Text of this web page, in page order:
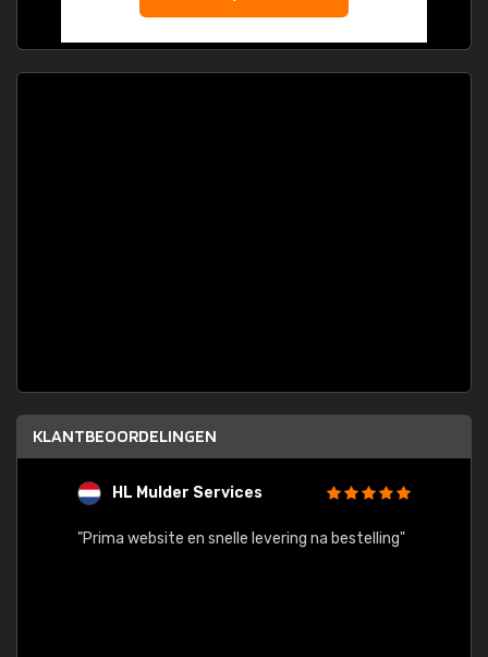
KLANTBEOORDELINGEN
HL Mulder Services
"Prima website en snelle levering na bestelling"